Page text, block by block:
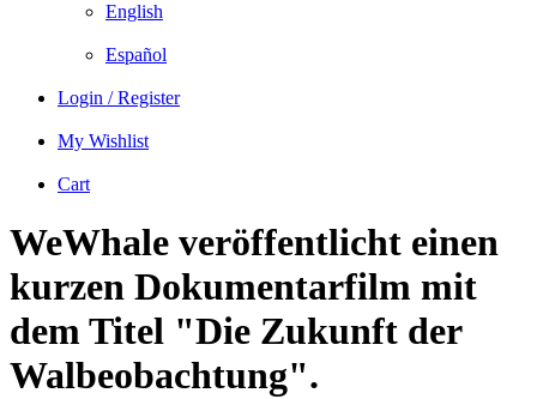
English
Español
Login / Register
My Wishlist
Cart
WeWhale veröffentlicht einen
kurzen Dokumentarfilm mit
dem Titel "Die Zukunft der
Walbeobachtung".